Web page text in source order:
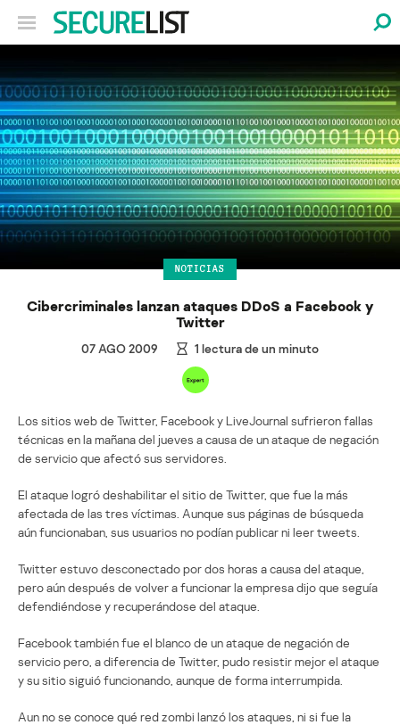
NOTICIAS
Cibercriminales lanzan ataques DDoS a Facebook y
Twitter
07 AGO 2009 1 lectura de un minuto
Los sitios web de Twitter, Facebook y LiveJournal sufrieron fallas
técnicas en la mañana del jueves a causa de un ataque de negación
de servicio que afectó sus servidores.
El ataque logró deshabilitar el sitio de Twitter, que fue la más
afectada de las tres víctimas. Aunque sus páginas de búsqueda
aún funcionaban, sus usuarios no podían publicar ni leer tweets.
Twitter estuvo desconectado por dos horas a causa del ataque,
pero aún después de volver a funcionar la empresa dijo que seguía
defendiéndose y recuperándose del ataque.
Facebook también fue el blanco de un ataque de negación de
servicio pero, a diferencia de Twitter, pudo resistir mejor el ataque
y su sitio siguió funcionando, aunque de forma interrumpida.
Aun no se conoce qué red zombi lanzó los ataques, ni si fue la